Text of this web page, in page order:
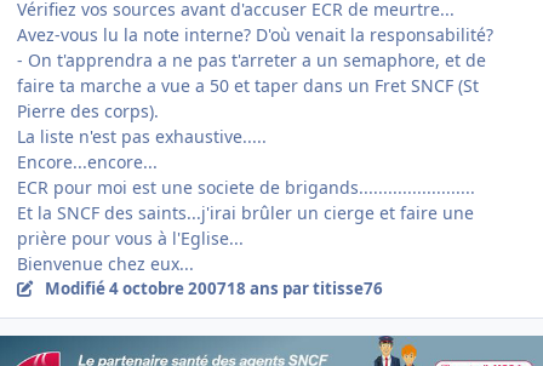
Vérifiez vos sources avant d'accuser ECR de meurtre...
Avez-vous lu la note interne? D'où venait la responsabilité?
- On t'apprendra a ne pas t'arreter a un semaphore, et de
faire ta marche a vue a 50 et taper dans un Fret SNCF (St
Pierre des corps).
La liste n'est pas exhaustive.....
Encore...encore...
ECR pour moi est une societe de brigands........................
Et la SNCF des saints...j'irai brûler un cierge et faire une
prière pour vous à l'Eglise...
Bienvenue chez eux...
Modifié4 octobre 200718 ans par titisse76